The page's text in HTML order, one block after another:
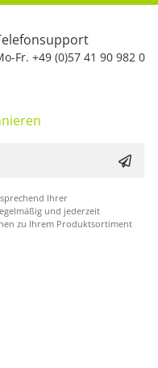
Fr. +49 (0)57 41 90 982 0
Ihrer
und jederzeit
zu Ihrem Produktsortiment